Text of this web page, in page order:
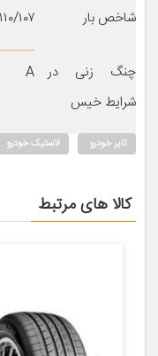
شاخص بار ۱۱۰/۱۰۷
چنگ زنی در
شرایط خیس
A
تایر خودرو لاستیک خودرو
کالا های مرتبط